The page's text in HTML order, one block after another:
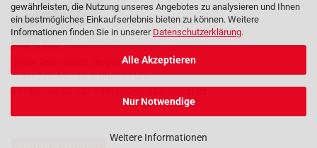
gewährleisten, die Nutzung unseres Angebotes zu analysieren und Ihnen
ein bestmögliches Einkaufserlebnis bieten zu können. Weitere
Informationen finden Sie in unserer Datenschutzerklärung.
Alle Akzeptieren
Nur Notwendige
Weitere Informationen
Unser Team berät Sie gern
in der Zeit: Mo.-Fr. 8 Uhr - 17 Uhr
04133 / 20 22 537 oderinfo@hazardlabel.de